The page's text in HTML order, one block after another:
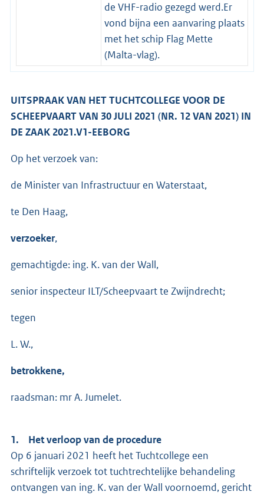
de VHF-radio gezegd werd.Er
vond bijna een aanvaring plaats
met het schip Flag Mette
(Malta-vlag).
UITSPRAAK VAN HET TUCHTCOLLEGE VOOR DE
SCHEEPVAART VAN 30 JULI 2021 (NR. 12 VAN 2021) IN
DE ZAAK 2021.V1-EEBORG
Op het verzoek van:
de Minister van Infrastructuur en Waterstaat,
te Den Haag,
verzoeker,
gemachtigde: ing. K. van der Wall,
senior inspecteur ILT/Scheepvaart te Zwijndrecht;
tegen
L. W.,
betrokkene,
raadsman: mr A. Jumelet.
1. Het verloop van de procedure
Op 6 januari 2021 heeft het Tuchtcollege een
schriftelijk verzoek tot tuchtrechtelijke behandeling
ontvangen van ing. K. van der Wall voornoemd, gericht